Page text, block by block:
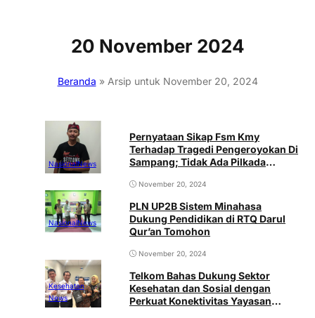
20 November 2024
Beranda » Arsip untuk November 20, 2024
NasionalNews
Pernyataan Sikap Fsm Kmy
Terhadap Tragedi Pengeroyokan Di
Sampang; Tidak Ada Pilkada
November 20, 2024
NasionalNews
PLN UP2B Sistem Minahasa
Dukung Pendidikan di RTQ Darul
Qur’an Tomohon
November 20, 2024
Kesehatan
News
Telkom Bahas Dukung Sektor
Kesehatan dan Sosial dengan
Perkuat Konektivitas Yayasan